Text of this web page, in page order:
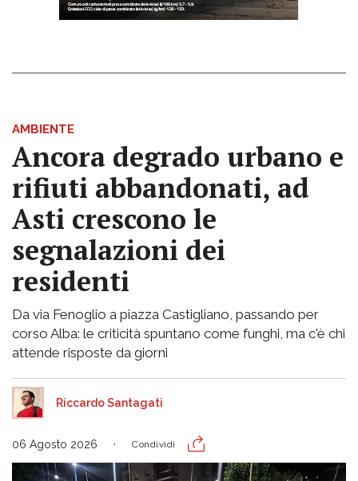
AMBIENTE
Ancora degrado urbano e
rifiuti abbandonati, ad
Asti crescono le
segnalazioni dei
residenti
Da via Fenoglio a piazza Castigliano, passando per
corso Alba: le criticità spuntano come funghi, ma c'è chi
attende risposte da giorni
Riccardo Santagati
06 Agosto 2026 Condividi